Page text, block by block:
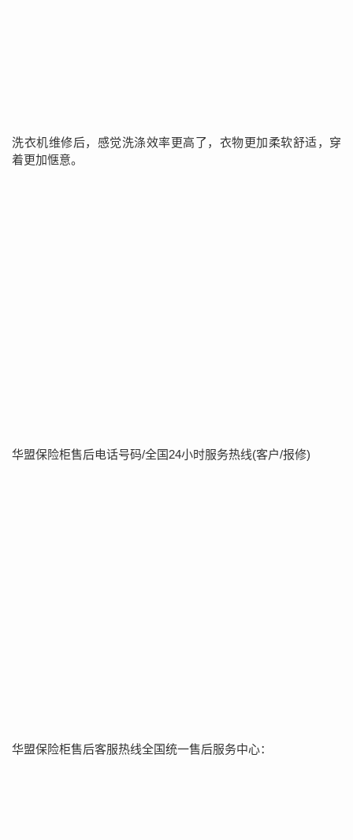
洗衣机维修后，感觉洗涤效率更高了，衣物更加柔软舒适，穿
着更加惬意。
华盟保险柜售后电话号码/全国24小时服务热线(客户/报修)
华盟保险柜售后客服热线全国统一售后服务中心：